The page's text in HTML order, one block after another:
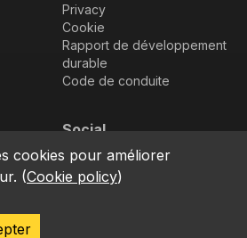
Privacy
Cookie
Rapport de développement
durable
Code de conduite
Social
Facebook
Instagram
Youtube
LinkedIn
cookies pour améliorer
(Cookie policy)